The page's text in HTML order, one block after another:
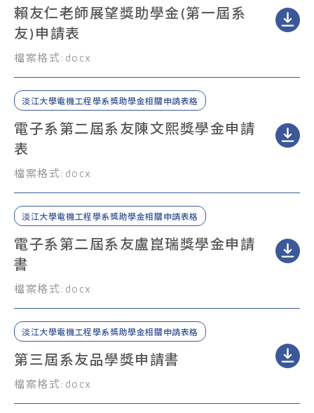
賴友仁老師展望獎助學金(第一屆系
友)申請表
檔案格式: docx
淡江大學電機工程學系獎助學金相關申請表格
電子系第二屆系友陳文熙獎學金申請
表
檔案格式: docx
淡江大學電機工程學系獎助學金相關申請表格
電子系第二屆系友盧崑瑞獎學金申請
書
檔案格式: docx
淡江大學電機工程學系獎助學金相關申請表格
第三屆系友品學獎申請書
檔案格式: docx